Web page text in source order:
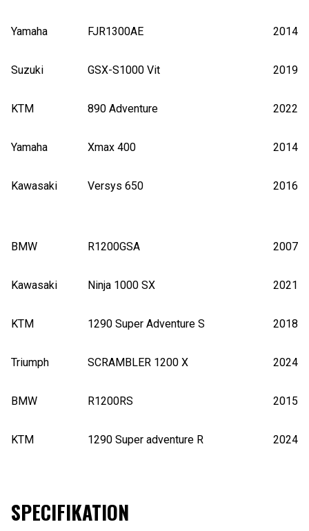
Yamaha FJR1300AE 2014
Suzuki GSX-S1000 Vit 2019
KTM 890 Adventure 2022
Yamaha Xmax 400 2014
Kawasaki Versys 650 2016
BMW R1200GSA 2007
Kawasaki Ninja 1000 SX 2021
KTM 1290 Super Adventure S 2018
Triumph SCRAMBLER 1200 X 2024
BMW R1200RS 2015
KTM 1290 Super adventure R 2024
SPECIFIKATION